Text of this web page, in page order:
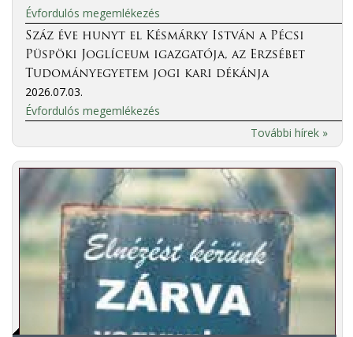
Évfordulós megemlékezés
Száz éve hunyt el Késmárky István a Pécsi
Püspöki Joglíceum igazgatója, az Erzsébet
Tudományegyetem jogi kari dékánja
2026.07.03.
Évfordulós megemlékezés
További hírek »